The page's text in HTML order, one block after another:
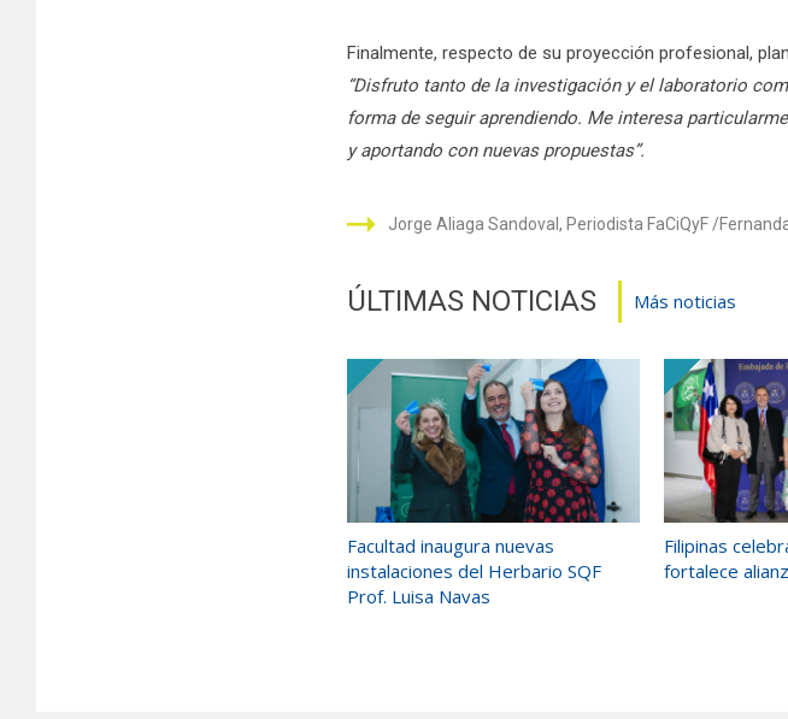
Finalmente, respecto de su proyección profesional,
“Disfruto tanto de la investigación y el laboratorio
forma de seguir aprendiendo. Me interesa
y aportando con nuevas propuestas”.
Jorge Aliaga Sandoval, Periodista FaCiQyF
ÚLTIMAS NOTICIAS Más noticias
Facultad inaugura nuevas
instalaciones del Herbario SQF
Prof. Luisa Navas
Filipinas
fortalece